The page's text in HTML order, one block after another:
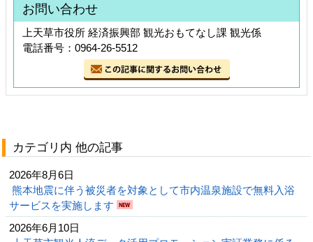
お問い合わせ
上天草市役所 経済振興部 観光おもてなし課 観光係
電話番号：0964-26-5512
カテゴリ内 他の記事
2026年8月6日
熊本地震に伴う被災者を対象として市内温泉施設で無料入浴
サービスを実施します
2026年6月10日